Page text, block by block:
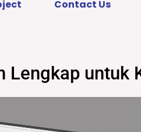
Contact Us
untuk